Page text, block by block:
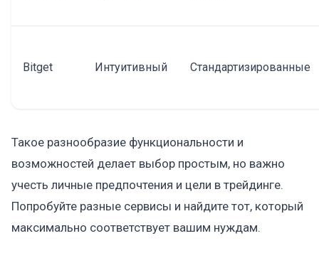
Bitget Интуитивный Стандартизированные
Такое разнообразие функциональности и
возможностей делает выбор простым, но важно
учесть личные предпочтения и цели в трейдинге.
Попробуйте разные сервисы и найдите тот, который
максимально соответствует вашим нуждам.